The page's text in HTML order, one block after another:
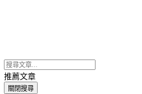
推薦文章
關閉搜尋